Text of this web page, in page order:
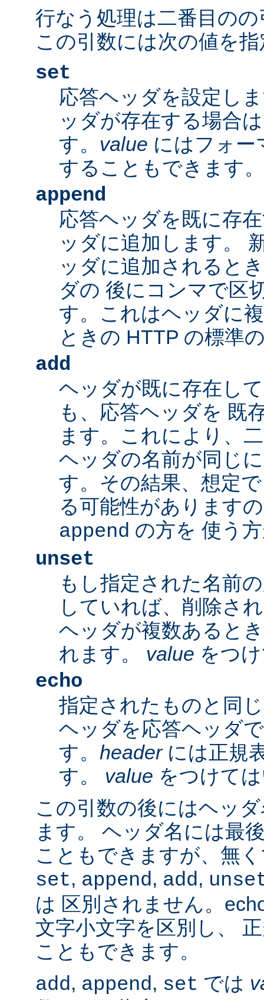
行なう処理は二番目の
この引数には次の値を
set
応答ヘッダを設定し
ッダが存在する場合
す。 value にはフォー
することもできます。
append
応答ヘッダを既に存
ッダに追加します。
ッダに追加されると
ダの 後にコンマで区
す。これはヘッダに
ときの HTTP の標準
add
ヘッダが既に存在し
も、応答ヘッダを 既
ます。これにより、
ヘッダの名前が同じ
す。その結果、想定
る可能性があります
append の方を 使う
unset
もし指定された名前
していれば、削除さ
ヘッダが複数あると
れます。 value をつ
echo
指定されたものと同
ヘッダを応答ヘッダ
す。 headerには正規
す。 value をつけて
この引数の後にはヘッ
ます。 ヘッダ名には最
こともできますが、無
set, append, add,
は 区別されません。
文字小文字を区別し、
こともできます。
add, append, set では